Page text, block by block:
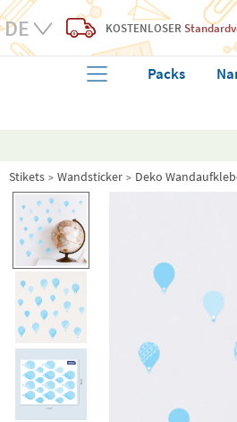
KOSTENLOSER
Packs
Stikets Wandsticker Deko